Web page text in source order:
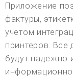
Приложение
фактуры,
учетом
принтеров. Все
будут надежно